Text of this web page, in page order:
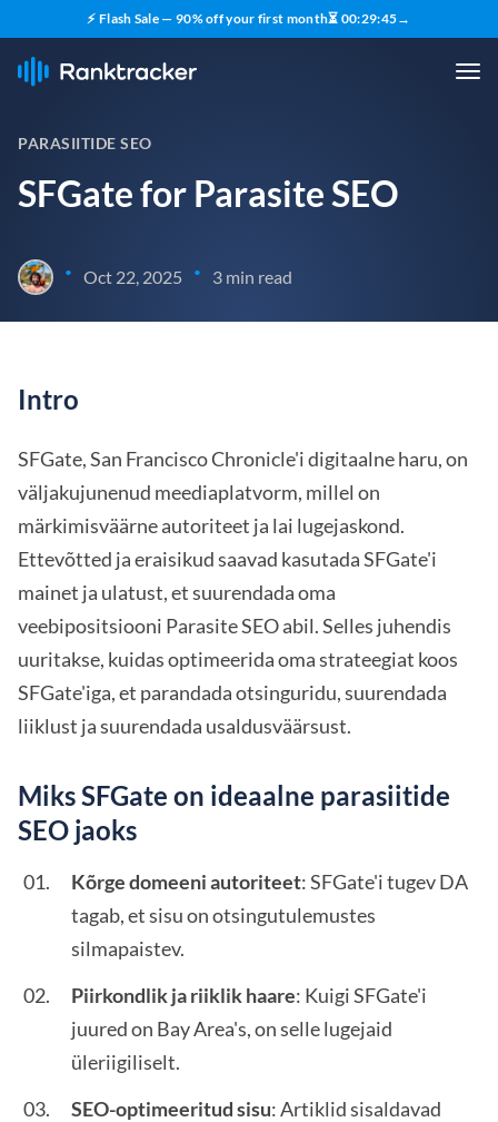
⚡ Flash Sale — 90% off your first month⏳ 00:29:44→
PARASIITIDE SEO
SFGate for Parasite SEO
• Oct 22, 2025 • 3 min read
Intro
SFGate, San Francisco Chronicle'i digitaalne haru, on
väljakujunenud meediaplatvorm, millel on
märkimisväärne autoriteet ja lai lugejaskond.
Ettevõtted ja eraisikud saavad kasutada SFGate'i
mainet ja ulatust, et suurendada oma
veebipositsiooni Parasite SEO abil. Selles juhendis
uuritakse, kuidas optimeerida oma strateegiat koos
SFGate'iga, et parandada otsinguridu, suurendada
liiklust ja suurendada usaldusväärsust.
Miks SFGate on ideaalne parasiitide
SEO jaoks
Kõrge domeeni autoriteet: SFGate'i tugev DA
tagab, et sisu on otsingutulemustes
silmapaistev.
Piirkondlik ja riiklik haare: Kuigi SFGate'i
juured on Bay Area's, on selle lugejaid
üleriigiliselt.
SEO-optimeeritud sisu: Artiklid sisaldavad